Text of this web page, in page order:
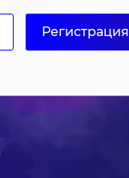
Регистрация